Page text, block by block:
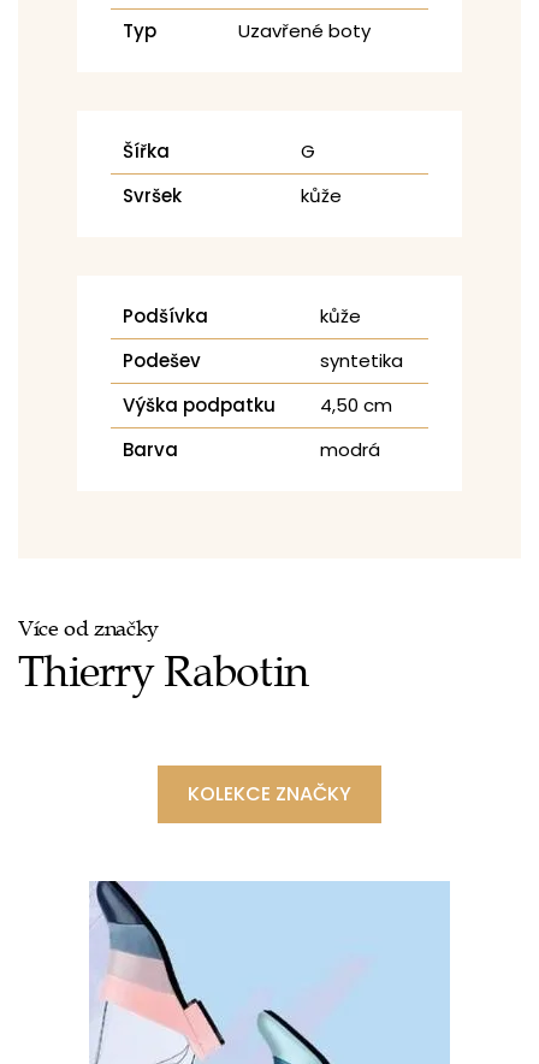
Typ
Uzavřené boty
Šířka
G
Svršek
kůže
Podšívka
kůže
Podešev
syntetika
Výška podpatku
4,50 cm
Barva
modrá
Více od značky
Thierry Rabotin
KOLEKCE ZNAČKY